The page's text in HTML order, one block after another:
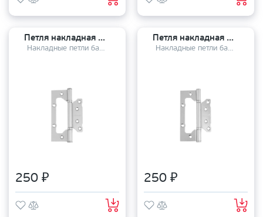
Петля накладная Avers 100*75*2,5 - В2 NIS
Накладные петли бабочки
250 ₽
Петля накладная Avers 100*75*2,5 - В2 СR
Накладные петли бабочки
250 ₽